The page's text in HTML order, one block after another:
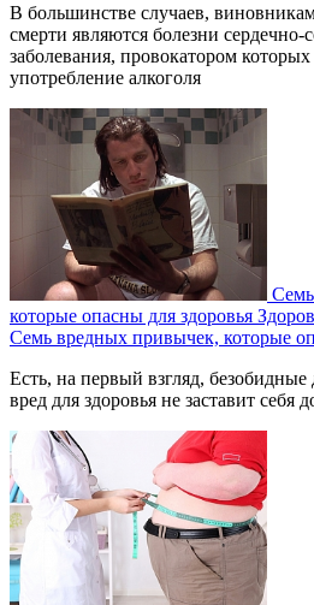
В большинстве случаев,
смерти являются болезни сердечно-
заболевания, провокатором которых
употребление алкоголя
которые опасны для здоровья
Семь вредных привычек, которые
Есть, на первый взгляд,
вред для здоровья не заставит себя